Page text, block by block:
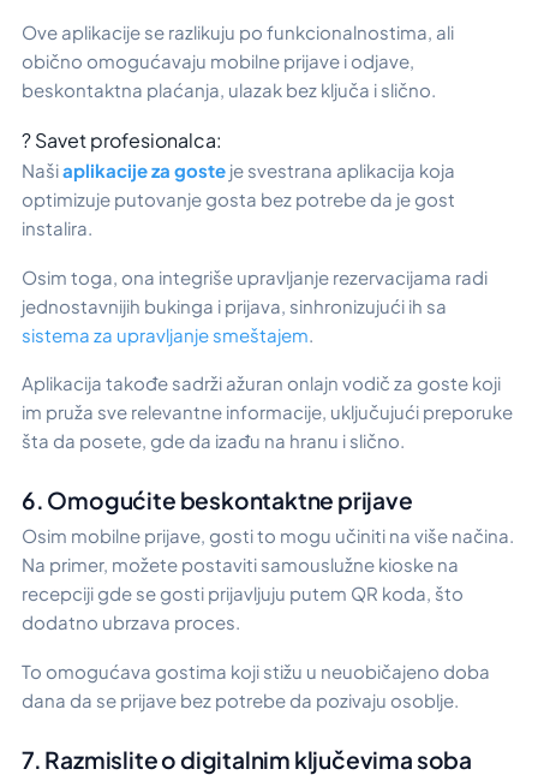
Ove aplikacije se razlikuju po funkcionalnostima, ali
obično omogućavaju mobilne prijave i odjave,
beskontaktna plaćanja, ulazak bez ključa i slično.
? Savet profesionalca:
Našiaplikacije za goste je svestrana aplikacija koja
optimizuje putovanje gosta bez potrebe da je gost
instalira.
Osim toga, ona integriše upravljanje rezervacijama radi
jednostavnijih bukinga i prijava, sinhronizujući ih sa
sistema za upravljanje smeštajem.
Aplikacija takođe sadrži ažuran onlajn vodič za goste koji
im pruža sve relevantne informacije, uključujući preporuke
šta da posete, gde da izađu na hranu i slično.
6. Omogućite beskontaktne prijave
Osim mobilne prijave, gosti to mogu učiniti na više načina.
Na primer, možete postaviti samouslužne kioske na
recepciji gde se gosti prijavljuju putem QR koda, što
dodatno ubrzava proces.
To omogućava gostima koji stižu u neuobičajeno doba
dana da se prijave bez potrebe da pozivaju osoblje.
7. Razmislite o digitalnim ključevima soba